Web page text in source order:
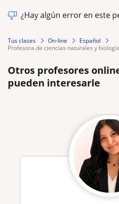
¿Hay algún error en este
Tus clases On-line
Español
profesora de ciencias naturales y
Otros profesores
pueden interesarle